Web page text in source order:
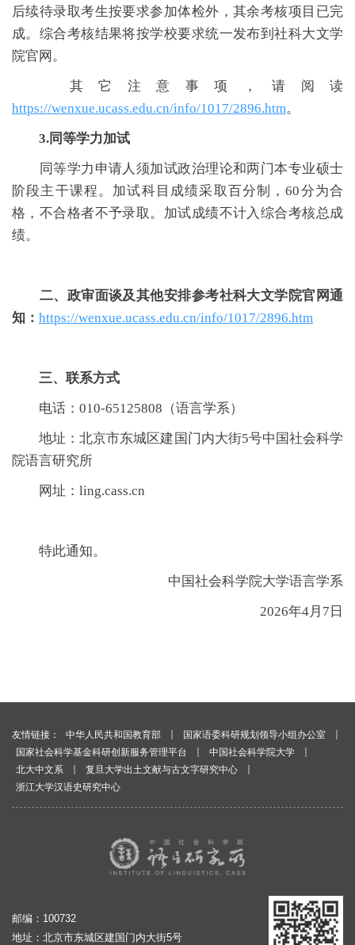
后续待录取考生按要求参加体检外，其余考核项目已完
成。综合考核结果将按学校要求统一发布到社科大文学
院官网。
其它注意事项，请阅读
https://wenxue.ucass.edu.cn/info/1017/2896.htm。
3.同等学力加试
同等学力申请人须加试政治理论和两门本专业硕士
阶段主干课程。加试科目成绩采取百分制，60分为合
格，不合格者不予录取。加试成绩不计入综合考核总成
绩。
二、政审面谈及其他安排参考社科大文学院官网通
知： https://wenxue.ucass.edu.cn/info/1017/2896.htm
三、联系方式
电话：010-65125808（语言学系）
地址：北京市东城区建国门内大街5号中国社会科学
院语言研究所
网址：ling.cass.cn
特此通知。
中国社会科学院大学语言学系
2026年4月7日
友情链接： 中华人民共和国教育部 ｜ 国家语委科研规划领导小组办公室
｜
国家社会科学基金科研创新服务管理平台
｜ 中国社会科学院大学
｜
北大中文系
｜ 复旦大学出土文献与古文字研究中心
｜
浙江大学汉语史研究中心
邮编：100732
地址：北京市东城区建国门内大街5号